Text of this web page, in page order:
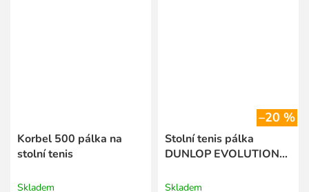
Korbel 500 pálka na
stolní tenis
Skladem
–20 %
Stolní tenis pálka
DUNLOP EVOLUTION
Skladem